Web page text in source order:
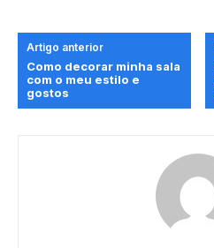
Artigo anterior
Como decorar minha sala
com o meu estilo e
gostos